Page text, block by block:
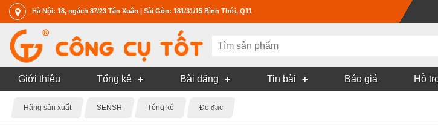
Hà Nội: 18, ngách 87/23 Tân Xuân | Sài Gòn: 181/31/15 Bình Thới, Q11
Giới thiệu Tổng kê Bài đăng Tin bài Báo giá Hỗ
Hãng sản xuất SENSH Tổng kê Đo đạc